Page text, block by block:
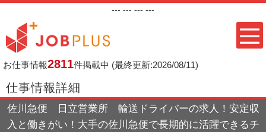
--- --- --- ---
お仕事情報2811件掲載中 (最終更新:2026/08/11)
仕事情報詳細
佐川急便 日立営業所 輸送ドライバーの求人！安定収
入と働きがい！大手の佐川急便で長期的に活躍できるチ